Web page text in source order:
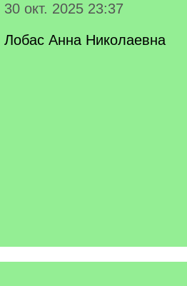
30 окт. 2025 23:37
Лобас Анна Николаевна